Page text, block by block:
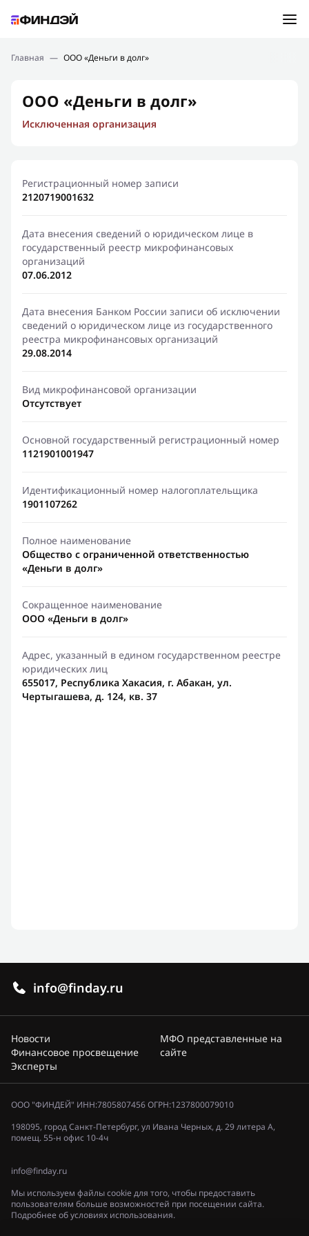
Подбор займа
Новости
Финансовое просвещение
Главная — ООО «Деньги в долг»
ООО «Деньги в долг»
Исключенная организация
Регистрационный номер записи
2120719001632
Дата внесения сведений о юридическом лице в
государственный реестр микрофинансовых
организаций
07.06.2012
Дата внесения Банком России записи об исключении
сведений о юридическом лице из государственного
реестра микрофинансовых организаций
29.08.2014
Вид микрофинансовой организации
Отсутствует
Основной государственный регистрационный номер
1121901001947
Идентификационный номер налогоплательщика
1901107262
Полное наименование
Общество с ограниченной ответственностью
«Деньги в долг»
Сокращенное наименование
ООО «Деньги в долг»
Адрес, указанный в едином государственном реестре
юридических лиц
655017, Республика Хакасия, г. Абакан, ул.
Чертыгашева, д. 124, кв. 37
info@finday.ru
Новости
Финансовое просвещение
Эксперты
МФО представленные на
сайте
ООО "ФИНДЕЙ" ИНН:7805807456 ОГРН:1237800079010
198095, город Санкт-Петербург, ул Ивана Черных, д. 29 литера А,
помещ. 55-н офис 10-4ч
info@finday.ru
Мы используем файлы cookie для того, чтобы предоставить
пользователям больше возможностей при посещении сайта.
Подробнее об условиях использования.
Ошибка:Контактная форма не найдена.
Спасибо, что написали нам
Мы свяжемся с Вами в ближайшее время и сообщим
результат
Отправить новый запрос